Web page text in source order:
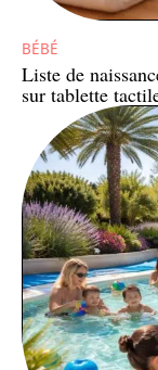
BÉBÉ
Liste de
sur tablette